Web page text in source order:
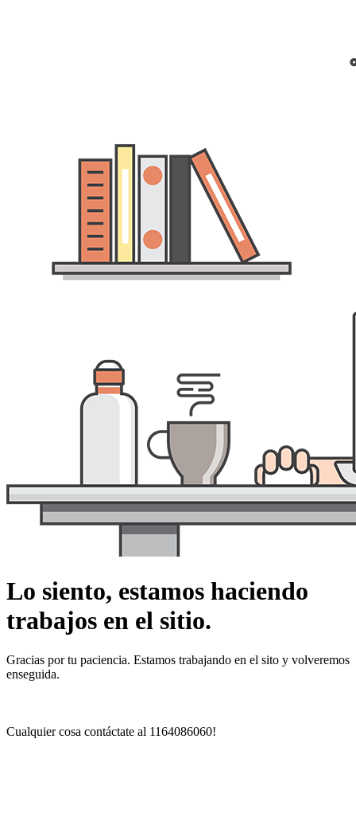
Lo siento, estamos haciendo
trabajos en el sitio.
Gracias por tu paciencia. Estamos trabajando en el sito y volveremos
enseguida.
Cualquier cosa contáctate al 1164086060!